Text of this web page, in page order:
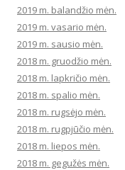
2019 m. balandžio mėn.
2019 m. vasario mėn.
2019 m. sausio mėn.
2018 m. gruodžio mėn.
2018 m. lapkričio mėn.
2018 m. spalio mėn.
2018 m. rugsėjo mėn.
2018 m. rugpjūčio mėn.
2018 m. liepos mėn.
2018 m. gegužės mėn.